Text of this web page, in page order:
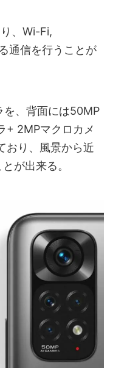
、Wi-Fi,
通信を行うことが
を、背面には50MP
+ 2MPマクロカメ
おり、風景から近
が出来る。